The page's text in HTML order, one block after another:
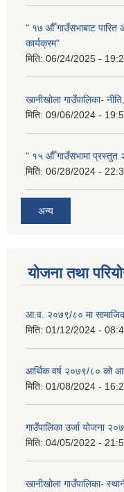
" १७ औँ गाउँसभाबाट पारित
कार्यक्रम"
मिति: 06/24/2025 -
खानीखोला गाउँपालिका-
मिति: 09/06/2024 -
" १५ औँ गाउँसभामा प्रस्तुत
मिति: 06/28/2024 -
अन्य
योजना तथा
आ.व. २०७९/८० मा सामाजिक
मिति: 01/12/2024 -
आर्थिक वर्ष २०७९/८० को
मिति: 01/08/2024 -
गाउँपालिका उर्जा योजना
मिति: 04/05/2022 -
खानीखोला गाउँपालिका-